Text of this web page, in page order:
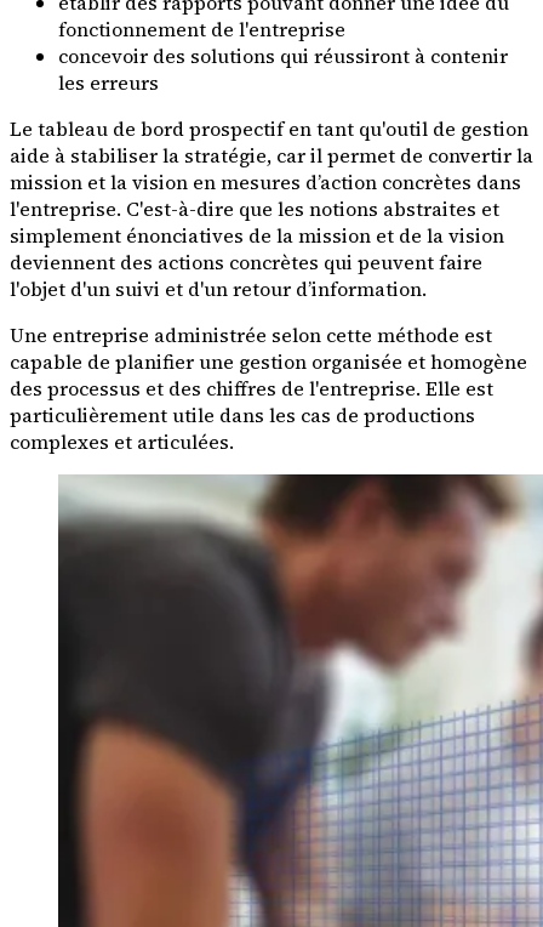
fonctionnement de l'entreprise
concevoir des solutions qui réussiront à contenir
les erreurs
Le tableau de bord prospectif en tant qu'outil de gestion
aide à stabiliser la stratégie, car il permet de convertir la
mission et la vision en mesures d’action concrètes dans
l'entreprise. C'est-à-dire que les notions abstraites et
simplement énonciatives de la mission et de la vision
deviennent des actions concrètes qui peuvent faire
l'objet d'un suivi et d'un retour d’information.
Une entreprise administrée selon cette méthode est
capable de planifier une gestion organisée et homogène
des processus et des chiffres de l'entreprise. Elle est
particulièrement utile dans les cas de productions
complexes et articulées.